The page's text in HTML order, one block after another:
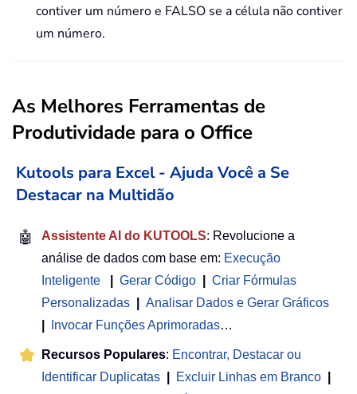
contiver um número e FALSO se a célula não contiver
um número.
As Melhores Ferramentas de
Produtividade para o Office
Kutools para Excel - Ajuda Você a Se
Destacar na Multidão
🤖 Assistente AI do KUTOOLS: Revolucione a
análise de dados com base em: Execução
Inteligente
Gerar Código
Criar Fórmulas
Personalizadas
Analisar Dados e Gerar Gráficos
Invocar Funções Aprimoradas…
Recursos Populares: Encontrar, Destacar ou
Identificar Duplicatas
Excluir Linhas em Branco